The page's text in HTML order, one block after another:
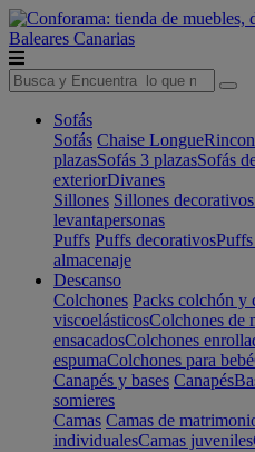
Baleares Canarias
Sofás
Sofás Chaise Longue
plazasSofás 3 plazasSofás
exteriorDivanes
Sillones Sillones decorativos
levantapersonas
Puffs Puffs decorativosPuffs
almacenaje
Descanso
Colchones Packs colchón y
viscoelásticosColchones de
ensacadosColchones
espumaColchones para bebé
Canapés y bases Canapés
somieres
Camas Camas de
individualesCamas juveniles